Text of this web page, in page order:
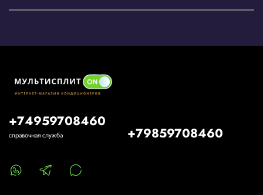
+74959708460
справочная служба +79859708460